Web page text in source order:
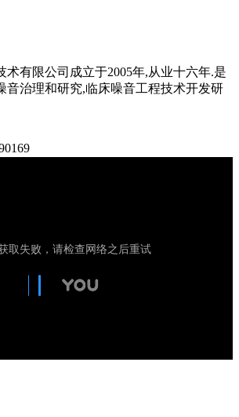
有限公司成立于2005年,从业十六年.是
音治理和研究,临床噪音工程技术开发研